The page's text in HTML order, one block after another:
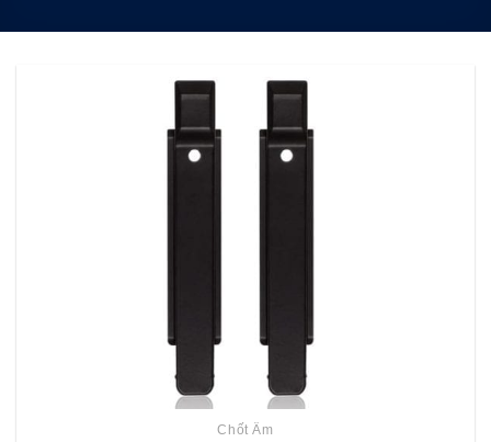
Chốt Âm